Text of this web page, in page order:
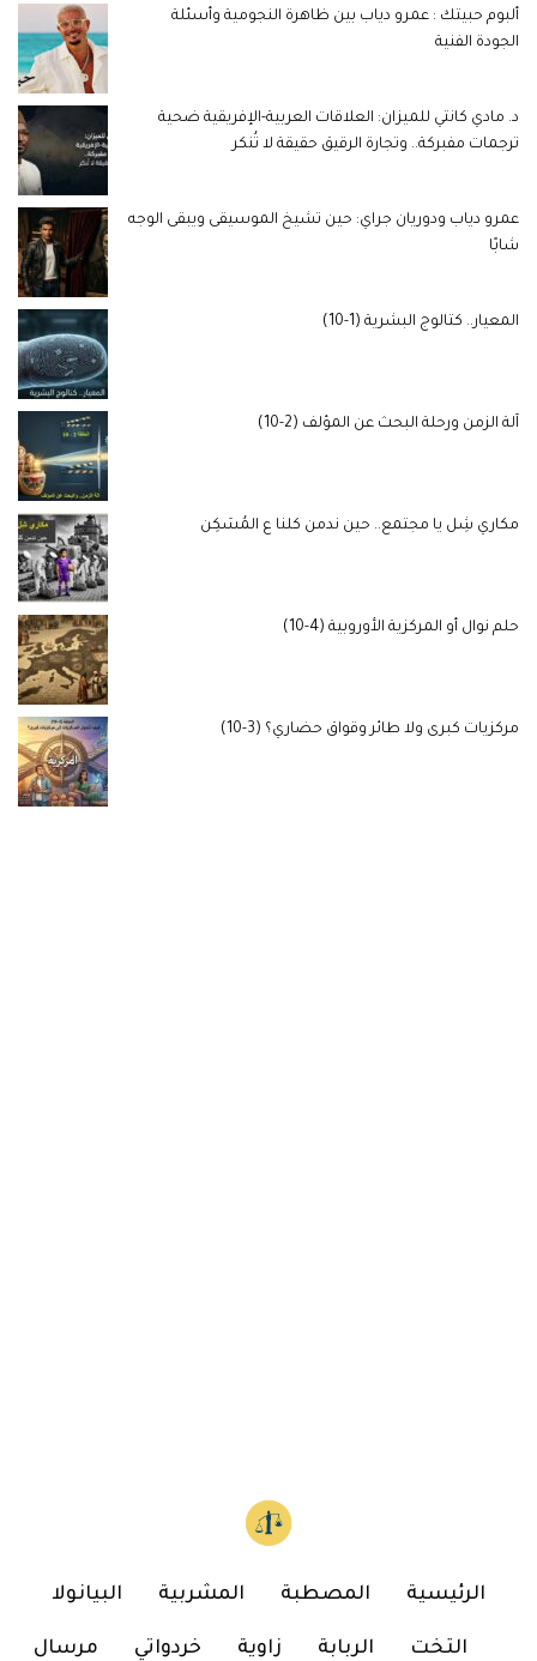
ألبوم حبيتك : عمرو دياب بين ظاهرة النجومية وأسئلة
الجودة الفنية
د. مادي كانتي للميزان: العلاقات العربية-الإفريقية ضحية
ترجمات مفبركة.. وتجارة الرقيق حقيقة لا تُنكر
عمرو دياب ودوريان جراي: حين تشيخ الموسيقى ويبقى الوجه
شابًا
المعيار.. كتالوج البشرية (1-10)
آلة الزمن ورحلة البحث عن المؤلف (2-10)
مكاري شِل يا مجتمع.. حين ندمن كلنا ع المُسَكِن
حلم نوال أو المركزية الأوروبية (4-10)
مركزيات كبرى ولا طائر وقواق حضاري؟ (3-10)
الرئيسية المصطبة المشربية البيانولا
التخت الربابة زاوية خردواتي مرسال